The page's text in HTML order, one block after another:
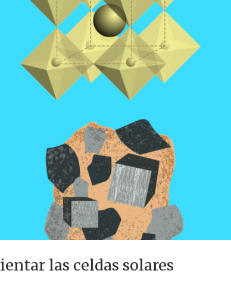
las celdas solares